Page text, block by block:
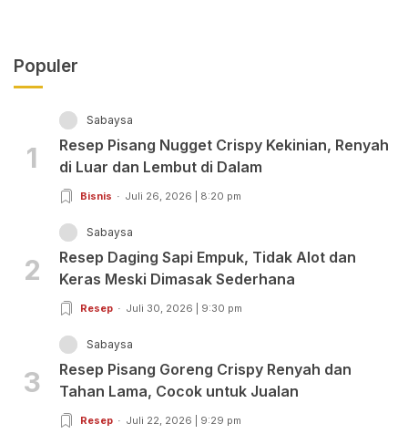
Populer
1
Sabaysa
Resep Pisang Nugget Crispy Kekinian, Renyah
di Luar dan Lembut di Dalam
Bisnis Juli 26, 2026 | 8:20 pm
2
Sabaysa
Resep Daging Sapi Empuk, Tidak Alot dan
Keras Meski Dimasak Sederhana
Resep Juli 30, 2026 | 9:30 pm
3
Sabaysa
Resep Pisang Goreng Crispy Renyah dan
Tahan Lama, Cocok untuk Jualan
Resep Juli 22, 2026 | 9:29 pm